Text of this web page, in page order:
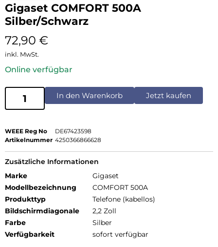
Gigaset COMFORT 500A
Silber/Schwarz
72,90 €
inkl. MwSt.
Online verfügbar
In den Warenkorb Jetzt kaufen
WEEE Reg No
DE67423598
Artikelnummer 4250366866628
Zusätzliche Informationen
Marke
Gigaset
Modellbezeichnung
COMFORT 500A
Produkttyp
Telefone (kabellos)
Bildschirmdiagonale
2,2 Zoll
Farbe
Silber
Verfügbarkeit
sofort verfügbar